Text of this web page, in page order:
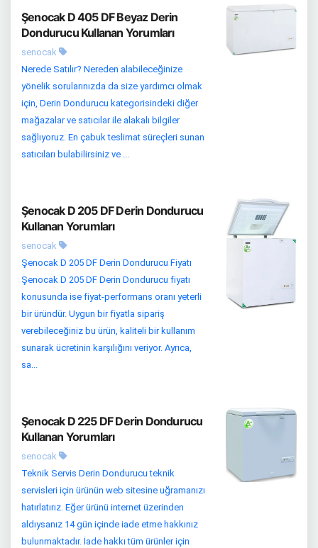
Şenocak D 405 DF Beyaz Derin
Dondurucu Kullanan Yorumları
senocak
Nerede Satılır? Nereden alabileceğinize
yönelik sorularınızda da size yardımcı olmak
için, Derin Dondurucu kategorisindeki diğer
mağazalar ve satıcılar ile alakalı bilgiler
sağlıyoruz. En çabuk teslimat süreçleri sunan
satıcıları bulabilirsiniz ve ...
Şenocak D 205 DF Derin Dondurucu
Kullanan Yorumları
senocak
Şenocak D 205 DF Derin Dondurucu Fiyatı
Şenocak D 205 DF Derin Dondurucu fiyatı
konusunda ise fiyat-performans oranı yeterli
bir üründür. Uygun bir fiyatla sipariş
verebileceğiniz bu ürün, kaliteli bir kullanım
sunarak ücretinin karşılığını veriyor. Ayrıca,
sa...
Şenocak D 225 DF Derin Dondurucu
Kullanan Yorumları
senocak
Teknik Servis Derin Dondurucu teknik
servisleri için ürünün web sitesine uğramanızı
hatırlatırız. Eğer ürünü internet üzerinden
aldıysanız 14 gün içinde iade etme hakkınız
bulunmaktadır. İade hakkı tüm ürünler için